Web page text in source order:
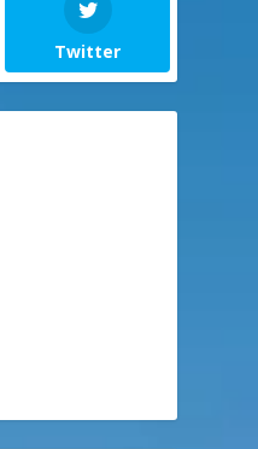
Twitter